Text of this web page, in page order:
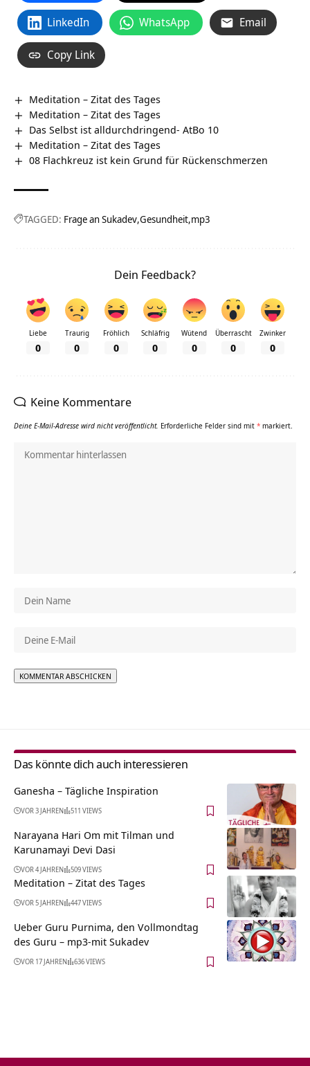
LinkedIn WhatsApp Email
Copy Link
Meditation – Zitat des Tages
Meditation – Zitat des Tages
Das Selbst ist alldurchdringend- AtBo 10
Meditation – Zitat des Tages
08 Flachkreuz ist kein Grund für Rückenschmerzen
TAGGED: Frage an Sukadev Gesundheit mp3
Dein Feedback?
Liebe
0
Traurig
0
Fröhlich
0
Schläfrig
0
Wütend
0
Überrascht
0
Zwinker
0
Keine Kommentare
Deine E-Mail-Adresse wird nicht veröffentlicht. Erforderliche Felder sind mit * markiert.
Das könnte dich auch interessieren
Ganesha – Tägliche Inspiration
VOR 3 JAHREN 511 VIEWS
Narayana Hari Om mit Tilman und
Karunamayi Devi Dasi
VOR 4 JAHREN 509 VIEWS
Meditation – Zitat des Tages
VOR 5 JAHREN 447 VIEWS
Ueber Guru Purnima, den Vollmondtag
des Guru – mp3-mit Sukadev
VOR 17 JAHREN 636 VIEWS